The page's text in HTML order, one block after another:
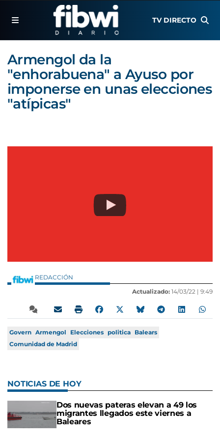
TV DIRECTO
Armengol da la
"enhorabuena" a Ayuso por
imponerse en unas elecciones
"atípicas"
REDACCIÓN
Actualizado: 14/03/22 | 9:49
Govern Armengol Elecciones politica Balears
Comunidad de Madrid
NOTICIAS DE HOY
Dos nuevas pateras elevan a 49 los
migrantes llegados este viernes a
Baleares